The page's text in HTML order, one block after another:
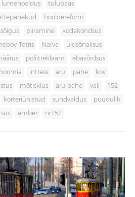
lumehooldus tulubaas
hooldereform
piiramine kodakondsus
Tetris Narva üldsõnalisus
poliitreklaam ebavõrdsus
intress aru pähe kov
mõtisklus aru pähe vali 152
korteriühistud sundvaldus puudulik
ämber nr152